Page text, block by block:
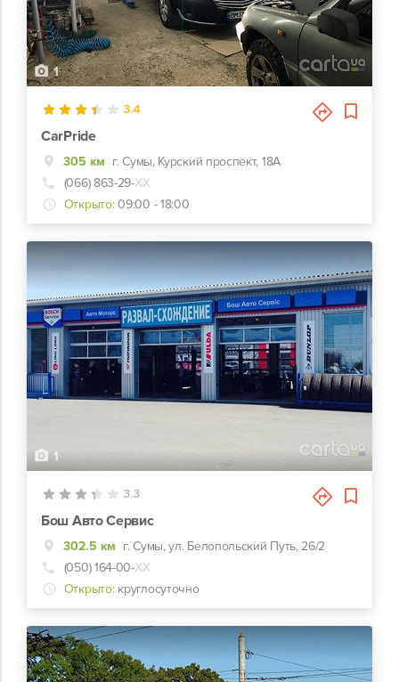
1
3.4
CarPride
305 км г. Сумы, Курский проспект, 18А
(066) 863-29-ХХ
Открыто: 09:00 - 18:00
1
3.3
Бош Авто Сервис
302.5 км г. Сумы, ул. Белопольский Путь, 26/2
(050) 164-00-ХХ
Открыто: круглосуточно